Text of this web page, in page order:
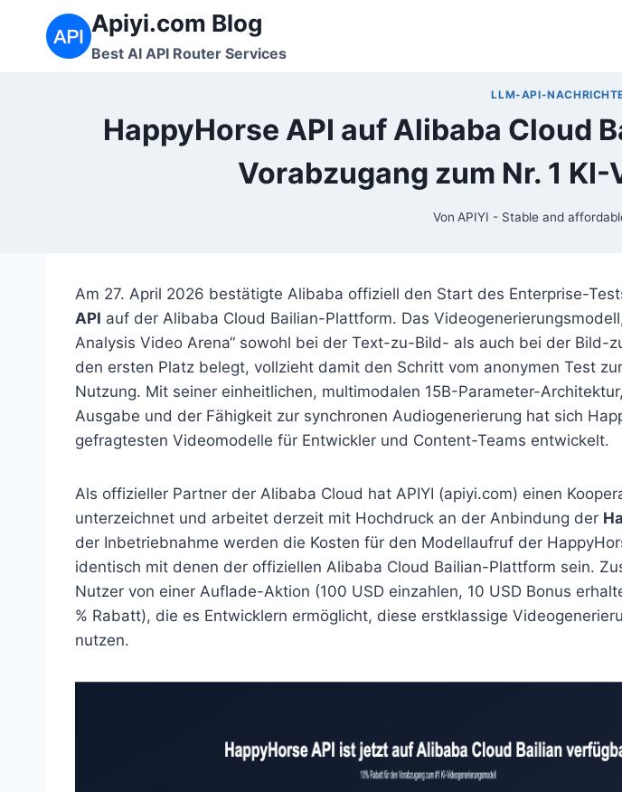
springen
Apiyi.com Blog
Best AI API Router Services
LLM-API-
HappyHorse API auf Alibaba Cloud
Vorabzugang zum Nr. 1
Von APIYI - Stable and
Am 27. April 2026 bestätigte Alibaba offiziell den Start des Enterprise-
API auf der Alibaba Cloud Bailian-Plattform. Das
Analysis Video Arena“ sowohl bei der Text-zu-Bild- als auch bei der Bild-
den ersten Platz belegt, vollzieht damit den Schritt vom anonymen Test
Nutzung. Mit seiner einheitlichen, multimodalen 15B-Parameter-
Ausgabe und der Fähigkeit zur synchronen Audiogenerierung hat sich
gefragtesten Videomodelle für Entwickler und Content-Teams entwickelt.
Als offizieller Partner der Alibaba Cloud hat APIYI (apiyi.com) einen
unterzeichnet und arbeitet derzeit mit Hochdruck an der Anbindung der
der Inbetriebnahme werden die Kosten für den Modellaufruf der
identisch mit denen der offiziellen Alibaba Cloud Bailian-Plattform sein.
Nutzer von einer Auflade-Aktion (100 USD einzahlen, 10 USD Bonus
% Rabatt), die es Entwicklern ermöglicht, diese erstklassige
nutzen.